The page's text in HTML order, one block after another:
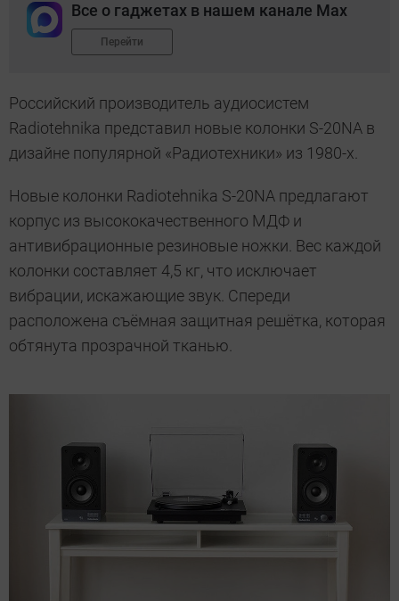
Все о гаджетах в нашем канале Max
Перейти
Российский производитель аудиосистем
Radiotehnika представил новые колонки S-20NA в
дизайне популярной «Радиотехники» из 1980-х.
Новые колонки Radiotehnika S-20NA предлагают
корпус из высококачественного МДФ и
антивибрационные резиновые ножки. Вес каждой
колонки составляет 4,5 кг, что исключает
вибрации, искажающие звук. Спереди
расположена съёмная защитная решётка, которая
обтянута прозрачной тканью.